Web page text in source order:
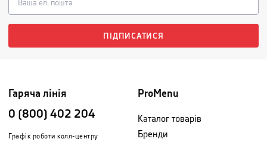
ПІДПИСАТИСЯ
Гаряча лінія
0 (800) 402 204
Графік роботи колл-центру
ProMenu
Каталог товарів
Бренди